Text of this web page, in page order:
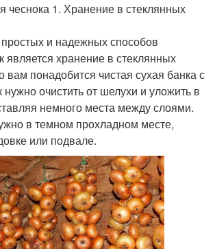
чеснока 1. Хранение в стеклянных
и надежных способов
является хранение в стеклянных
вам понадобится чистая сухая банка с
очистить от шелухи и уложить в
немного места между слоями.
в темном прохладном месте,
или подвале.